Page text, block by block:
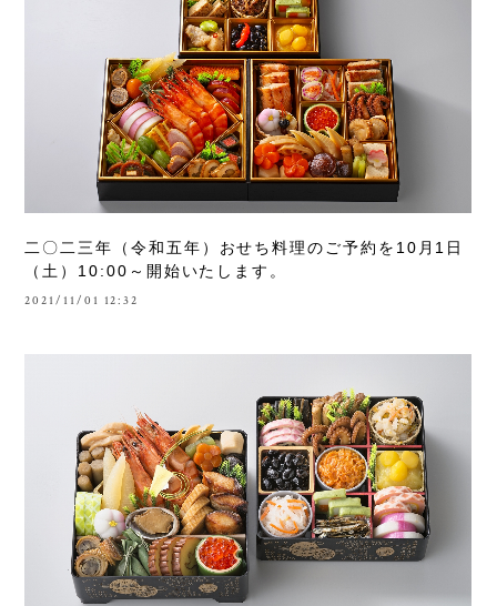
二〇二三年（令和五年）おせち料理のご予約を10月1日
（土）10:00～開始いたします。
2021/11/01 12:32